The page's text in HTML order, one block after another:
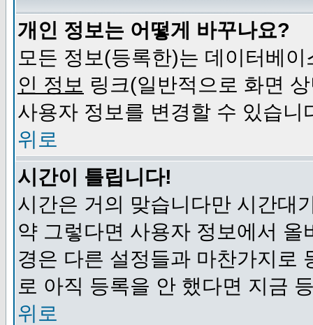
개인 정보는 어떻게 바꾸나요?
모든 정보(등록한)는 데이터베
인 정보 링크(일반적으로 화면
사용자 정보를 변경할 수 있습니
위로
시간이 틀립니다!
시간은 거의 맞습니다만 시간대
약 그렇다면 사용자 정보에서
경은 다른 설정들과 마찬가지로
로 아직 등록을 안 했다면 지금
위로